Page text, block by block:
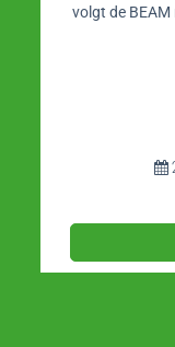
volgt de